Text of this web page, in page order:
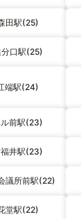
田駅(25)
口駅(25)
端駅(24)
前駅(23)
井駅(23)
議所前駅(22)
堂駅(22)